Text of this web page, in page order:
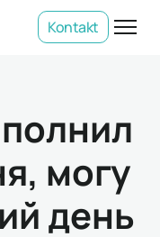
Kontakt
могу
день